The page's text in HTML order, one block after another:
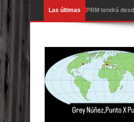
Las últimasNueva York
Juan Luis Guerra
En Santiago precio
Entre 20 y 40
Belkis Concepción
Abel Martínez